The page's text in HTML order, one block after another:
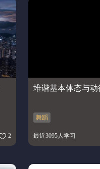
2
堆谐基本体态与
舞蹈
最近3095人学习